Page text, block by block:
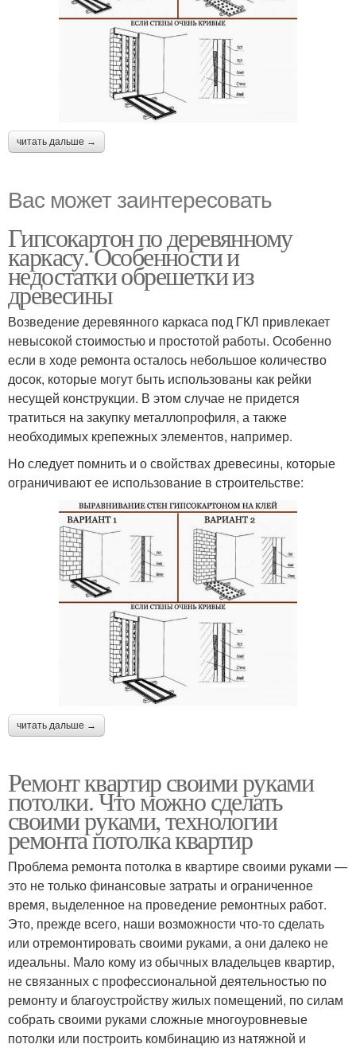
читать дальше →
Вас может заинтересовать
Гипсокартон по деревянному
каркасу. Особенности и
недостатки обрешетки из
древесины
Возведение деревянного каркаса под ГКЛ привлекает
невысокой стоимостью и простотой работы. Особенно
если в ходе ремонта осталось небольшое количество
досок, которые могут быть использованы как рейки
несущей конструкции. В этом случае не придется
тратиться на закупку металлопрофиля, а также
необходимых крепежных элементов, например.
Но следует помнить и о свойствах древесины, которые
ограничивают ее использование в строительстве:
читать дальше →
Ремонт квартир своими руками
потолки. Что можно сделать
своими руками, технологии
ремонта потолка квартир
Проблема ремонта потолка в квартире своими руками —
это не только финансовые затраты и ограниченное
время, выделенное на проведение ремонтных работ.
Это, прежде всего, наши возможности что-то сделать
или отремонтировать своими руками, а они далеко не
идеальны. Мало кому из обычных владельцев квартир,
не связанных с профессиональной деятельностью по
ремонту и благоустройству жилых помещений, по силам
собрать своими руками сложные многоуровневые
потолки или построить комбинацию из натяжной и